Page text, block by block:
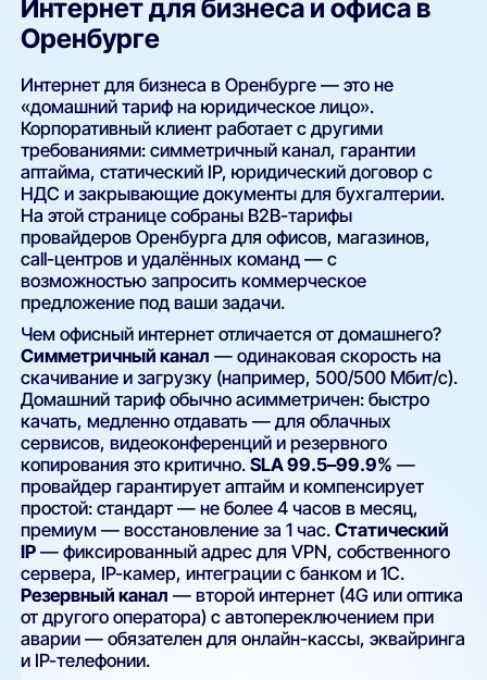
Интернет для бизнеса и офиса в
Оренбурге
Интернет для бизнеса в Оренбурге — это не
«домашний тариф на юридическое лицо».
Корпоративный клиент работает с другими
требованиями: симметричный канал, гарантии
аптайма, статический IP, юридический договор с
НДС и закрывающие документы для бухгалтерии.
На этой странице собраны B2B-тарифы
провайдеров Оренбурга для офисов, магазинов,
call-центров и удалённых команд — с
возможностью запросить коммерческое
предложение под ваши задачи.
Чем офисный интернет отличается от домашнего?
Симметричный канал — одинаковая скорость на
скачивание и загрузку (например, 500/500 Мбит/с).
Домашний тариф обычно асимметричен: быстро
качать, медленно отдавать — для облачных
сервисов, видеоконференций и резервного
копирования это критично.SLA 99.5–99.9% —
провайдер гарантирует аптайм и компенсирует
простой: стандарт — не более 4 часов в месяц,
премиум — восстановление за 1 час.Статический
IP — фиксированный адрес для VPN, собственного
сервера, IP-камер, интеграции с банком и 1С.
Резервный канал — второй интернет (4G или оптика
от другого оператора) с автопереключением при
аварии — обязателен для онлайн-кассы, эквайринга
и IP-телефонии.